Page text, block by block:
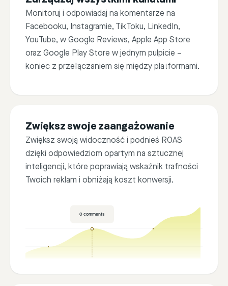
Monitoruj i odpowiadaj na komentarze na
Facebooku, Instagramie, TikToku, LinkedIn,
YouTube, w Google Reviews, Apple App Store
oraz Google Play Store w jednym pulpicie –
koniec z przełączaniem się między platformami.
TikTok
FB Account
IG Account
Zwiększ swoje zaangażowanie
Zwiększ swoją widoczność i podnieś ROAS
dzięki odpowiedziom opartym na sztucznej
inteligencji, które poprawiają wskaźnik trafności
Twoich reklam i obniżają koszt konwersji.
0comments